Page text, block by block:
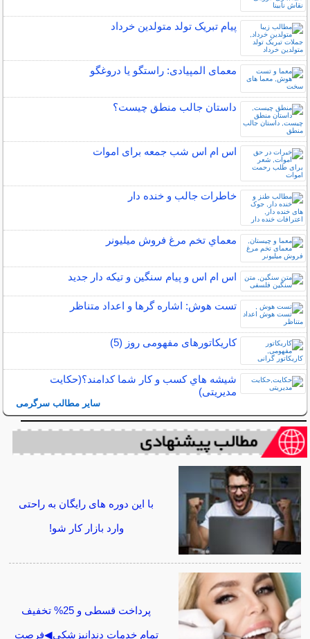
پیام تبریک تولد متولدین خرداد
معمای المپیادی: راستگو یا دروغگو
داستان جالب منطق چیست؟
اس ام اس شب جمعه برای اموات
خاطرات جالب و خنده دار
معماي تخم مرغ فروش ميليونر
اس ام اس و پیام سنگین و تیکه دار جدید
تست هوش: اشاره گرها و اعداد متناظر
کاریکاتورهای مفهومی روز (5)
شيشه هاي كسب و كار شما كدامند؟(حکایت
مدیریتی)
سایر مطالب سرگرمی
با این دوره های رایگان به راحتی
وارد بازار کار شو!
پرداخت قسطی و 25% تخفیف
تمام خدمات دندانپزشکی◀فرصت